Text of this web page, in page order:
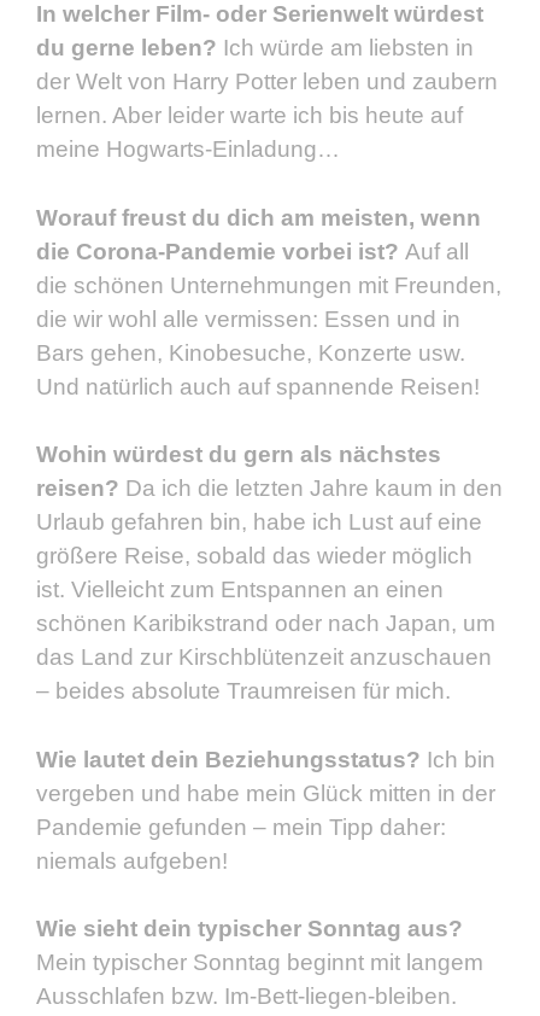
In welcher Film- oder Serienwelt würdest
du gerne leben? Ich würde am liebsten in
der Welt von Harry Potter leben und zaubern
lernen. Aber leider warte ich bis heute auf
meine Hogwarts-Einladung…
Worauf freust du dich am meisten, wenn
die Corona-Pandemie vorbei ist? Auf all
die schönen Unternehmungen mit Freunden,
die wir wohl alle vermissen: Essen und in
Bars gehen, Kinobesuche, Konzerte usw.
Und natürlich auch auf spannende Reisen!
Wohin würdest du gern als nächstes
reisen? Da ich die letzten Jahre kaum in den
Urlaub gefahren bin, habe ich Lust auf eine
größere Reise, sobald das wieder möglich
ist. Vielleicht zum Entspannen an einen
schönen Karibikstrand oder nach Japan, um
das Land zur Kirschblütenzeit anzuschauen
– beides absolute Traumreisen für mich.
Wie lautet dein Beziehungsstatus? Ich bin
vergeben und habe mein Glück mitten in der
Pandemie gefunden – mein Tipp daher:
niemals aufgeben!
Wie sieht dein typischer Sonntag aus?
Mein typischer Sonntag beginnt mit langem
Ausschlafen bzw. Im-Bett-liegen-bleiben.